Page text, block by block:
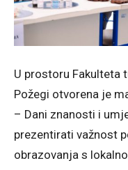
U prostoru Fakulteta
Požegi otvorena je
– Dani znanosti i
prezentirati važnost
obrazovanja s